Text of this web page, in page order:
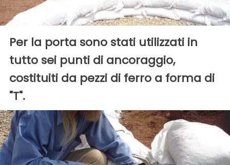
Per la porta sono stati utilizzati in
tutto sei punti di ancoraggio,
costituiti da pezzi di ferro a forma di
"T".